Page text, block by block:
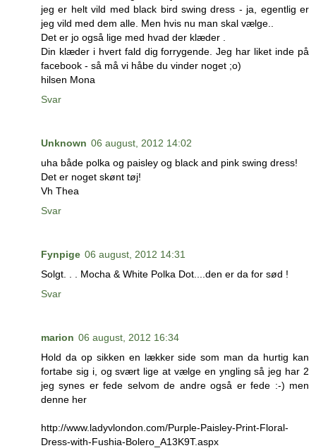
jeg er helt vild med black bird swing dress - ja, egentlig er
jeg vild med dem alle. Men hvis nu man skal vælge..
Det er jo også lige med hvad der klæder .
Din klæder i hvert fald dig forrygende. Jeg har liket inde på
facebook - så må vi håbe du vinder noget ;o)
hilsen Mona
Svar
Unknown 06 august, 2012 14:02
uha både polka og paisley og black and pink swing dress!
Det er noget skønt tøj!
Vh Thea
Svar
Fynpige 06 august, 2012 14:31
Solgt. . . Mocha & White Polka Dot....den er da for sød !
Svar
marion 06 august, 2012 16:34
Hold da op sikken en lækker side som man da hurtig kan
fortabe sig i, og svært lige at vælge en yngling så jeg har 2
jeg synes er fede selvom de andre også er fede :-) men
denne her
http://www.ladyvlondon.com/Purple-Paisley-Print-Floral-
Dress-with-Fushia-Bolero_A13K9T.aspx